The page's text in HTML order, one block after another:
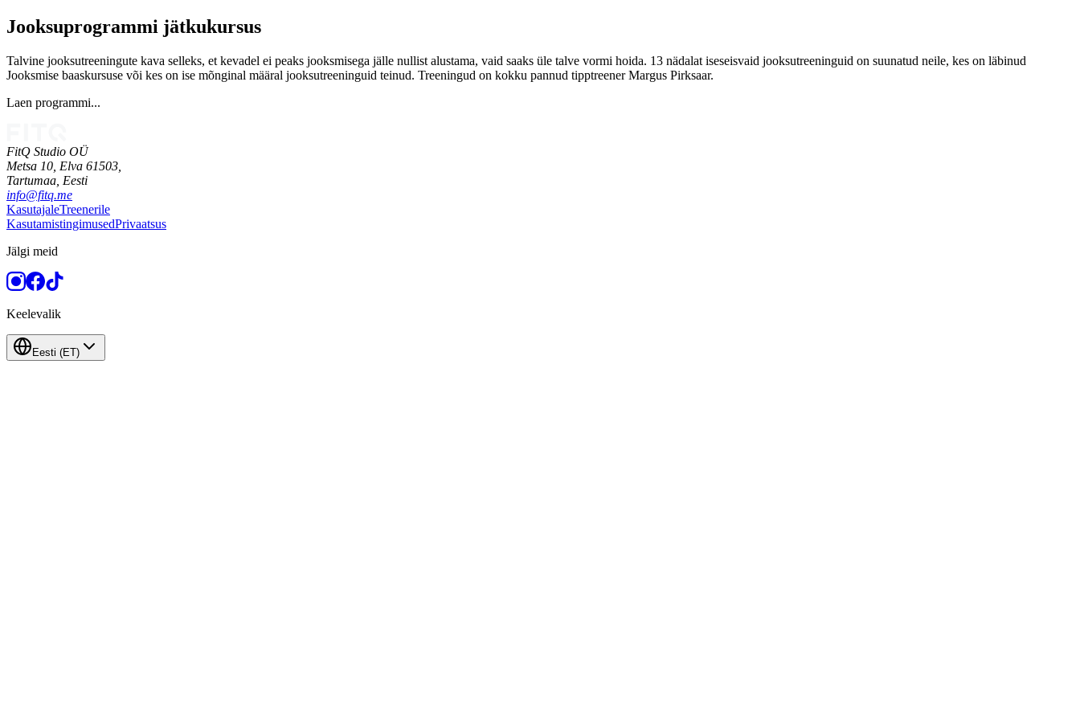
Jooksuprogrammi jätkukursus
Talvine jooksutreeningute kava selleks, et kevadel ei peaks jooksmisega jälle nullist alustama, vaid saaks üle talve vormi hoida. 13 nädalat iseseisvaid jooksutreeninguid on suunatud neile, kes on läbinud
Jooksmise baaskursuse või kes on ise mõnginal määral jooksutreeninguid teinud. Treeningud on kokku pannud tipptreener Margus Pirksaar.
Laen programmi...
FitQ Studio OÜ
Metsa 10, Elva 61503,
Tartumaa, Eesti
info@fitq.me
KasutajaleTreenerile
KasutamistingimusedPrivaatsus
Jälgi meid
Keelevalik
Eesti (ET)